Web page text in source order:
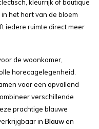
kleurrijk of boutique
het hart van de bloem
iedere ruimte direct meer
de woonkamer,
horecagelegenheid.
voor een opvallend
verschillende
prachtige blauwe
in Blauwen